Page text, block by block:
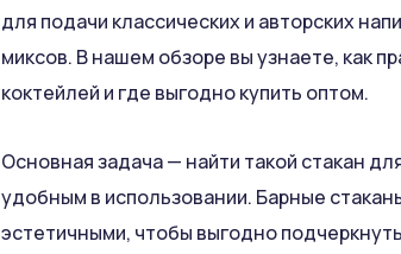
для подачи классических и авторских
миксов. В нашем обзоре вы узнаете, как
коктейлей и где выгодно купить оптом.
Основная задача — найти такой стакан
удобным в использовании. Барные
эстетичными, чтобы выгодно